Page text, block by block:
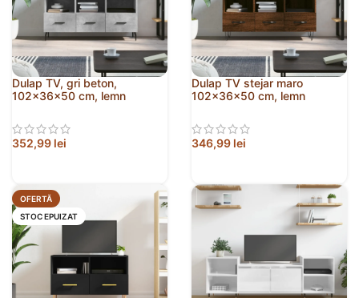
Dulap TV, gri beton,
102x36x50 cm, lemn
352,99 lei
Dulap TV stejar maro
102x36x50 cm, lemn
346,99 lei
OFERTĂ
STOC EPUIZAT